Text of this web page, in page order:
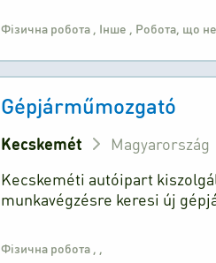
Фізична робота Інше Робота, що не
Gépjárműmozgató
Kecskemét
Magyarország
Kecskeméti autóipart
munkavégzésre keresi új
Фізична робота